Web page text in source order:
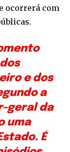
ocorrerá com
e dos
a
geral da
uma
É